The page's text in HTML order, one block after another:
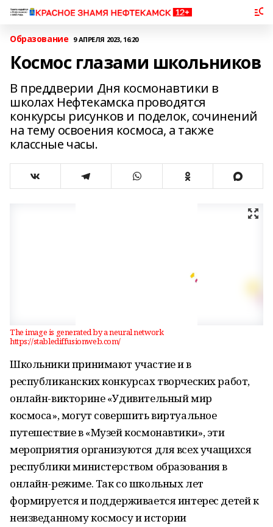
Образование 9 АПРЕЛЯ 2023, 16:20
Космос глазами школьников
В преддверии Дня космонавтики в
школах Нефтекамска проводятся
конкурсы рисунков и поделок, сочинений
на тему освоения космоса, а также
классные часы.
The image is generated by a neural network
https://stablediffusionweb.com/
Школьники принимают участие и в
республиканских конкурсах творческих работ,
онлайн-викторине «Удивительный мир
космоса», могут совершить виртуальное
путешествие в «Музей космонавтики», эти
мероприятия организуются для всех учащихся
республики министерством образования в
онлайн-режиме. Так со школьных лет
формируется и поддерживается интерес детей к
неизведанному космосу и истории